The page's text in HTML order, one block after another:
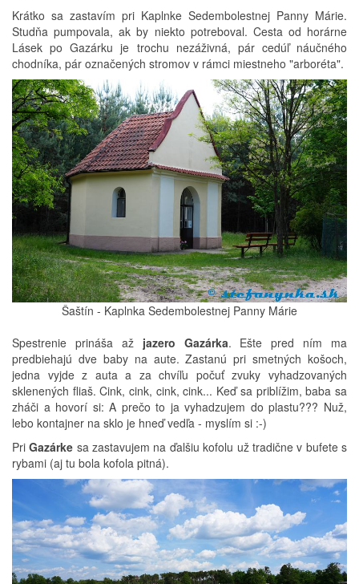
Krátko sa zastavím pri Kaplnke Sedembolestnej Panny Márie.
Studňa pumpovala, ak by niekto potreboval. Cesta od horárne
Lásek po Gazárku je trochu nezáživná, pár cedúľ náučného
chodníka, pár označených stromov v rámci miestneho "arboréta".
Šaštín - Kaplnka Sedembolestnej Panny Márie
Spestrenie prináša až jazero Gazárka. Ešte pred ním ma
predbiehajú dve baby na aute. Zastanú pri smetných košoch,
jedna vyjde z auta a za chvíľu počuť zvuky vyhadzovaných
sklenených fliaš. Cink, cink, cink, cink... Keď sa priblížim, baba sa
zháči a hovorí si: A prečo to ja vyhadzujem do plastu??? Nuž,
lebo kontajner na sklo je hneď vedľa - myslím si :-)
PriGazárke sa zastavujem na ďalšiu kofolu už tradične v bufete s
rybami (aj tu bola kofola pitná).